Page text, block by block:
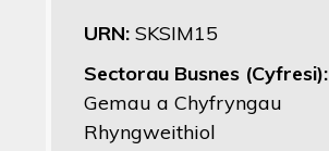
URN: SKSIM15
Sectorau Busnes (Cyfresi):
Gemau a Chyfryngau
Rhyngweithiol